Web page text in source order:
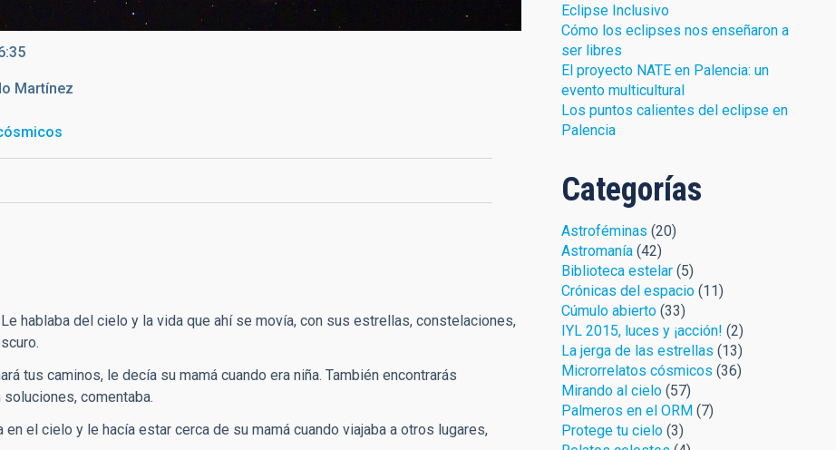
Martínez
hablaba del cielo y la vida que ahí se movía, con sus estrellas, constelaciones,
tus caminos, le decía su mamá cuando era niña. También encontrarás
comentaba.
el cielo y le hacía estar cerca de su mamá cuando viajaba a otros lugares,
Eclipse Inclusivo
Cómo los eclipses nos enseñaron a
ser libres
El proyecto NATE en Palencia: un
evento multicultural
Los puntos calientes del eclipse en
Palencia
Categorías
Astroféminas (20)
Astromanía(42)
Biblioteca estelar(5)
Crónicas del espacio(11)
Cúmulo abierto(33)
IYL 2015, luces y ¡acción! (2)
La jerga de las estrellas (13)
Microrrelatos cósmicos (36)
Mirando al cielo(57)
Palmeros en el ORM(7)
Protege tu cielo(3)